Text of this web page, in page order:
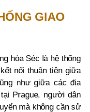
GIAO
hòa Séc là hệ thống
nối thuận tiện giữa
như giữa các địa
Prague, người dân
mà không cần sử